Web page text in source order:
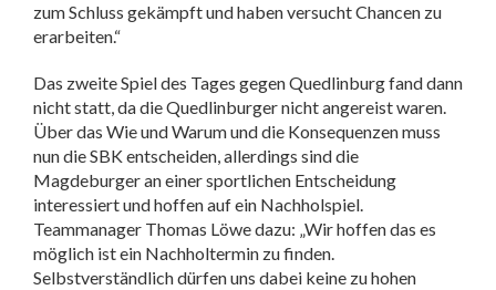
zum Schluss gekämpft und haben versucht Chancen zu
erarbeiten.“
Das zweite Spiel des Tages gegen Quedlinburg fand dann
nicht statt, da die Quedlinburger nicht angereist waren.
Über das Wie und Warum und die Konsequenzen muss
nun die SBK entscheiden, allerdings sind die
Magdeburger an einer sportlichen Entscheidung
interessiert und hoffen auf ein Nachholspiel.
Teammanager Thomas Löwe dazu: „Wir hoffen das es
möglich ist ein Nachholtermin zu finden.
Selbstverständlich dürfen uns dabei keine zu hohen